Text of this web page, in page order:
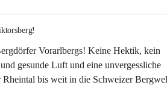
Vorarlbergs! Keine Hektik, kein
gesunde Luft und eine unvergessliche
Rheintal bis weit in die Schweizer